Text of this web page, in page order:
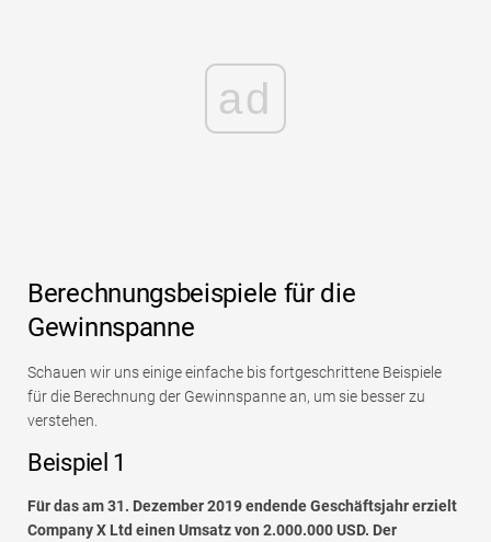
ad
Berechnungsbeispiele für die
Gewinnspanne
Schauen wir uns einige einfache bis fortgeschrittene Beispiele
für die Berechnung der Gewinnspanne an, um sie besser zu
verstehen.
Beispiel 1
Für das am 31. Dezember 2019 endende Geschäftsjahr erzielt
Company X Ltd einen Umsatz von 2.000.000 USD. Der